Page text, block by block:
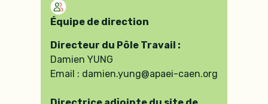
Équipe de direction
Directeur du Pôle Travail :
Damien YUNG
Email : damien.yung@apaei-caen.org